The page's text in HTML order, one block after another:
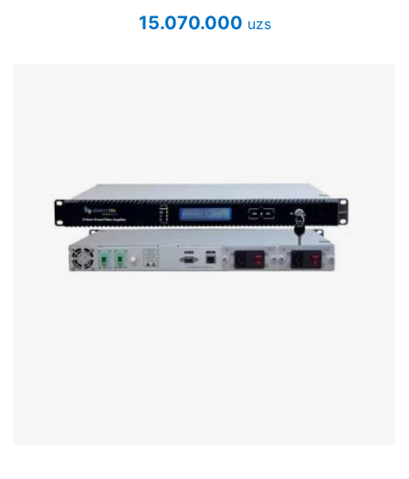
Server equipment
UPS Uninterruptible Power Supply
Headphones
15.070.000 uzs